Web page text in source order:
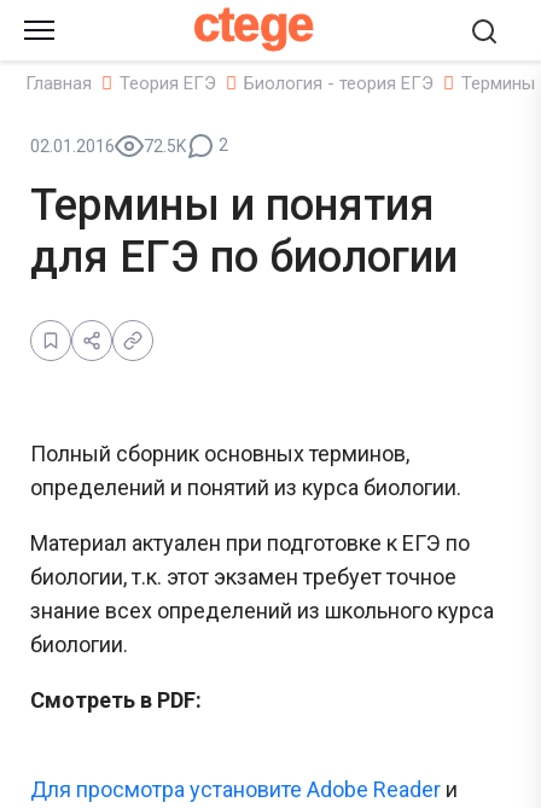
ctege
Главная Теория ЕГЭ Биология - теория ЕГЭ Термины
02.01.2016 72.5K 2
Термины и понятия
для ЕГЭ по биологии
Полный сборник основных терминов,
определений и понятий из курса биологии.
Материал актуален при подготовке к ЕГЭ по
биологии, т.к. этот экзамен требует точное
знание всех определений из школьного курса
биологии.
Смотреть в PDF:
Для просмотра установите Adobe Reader и